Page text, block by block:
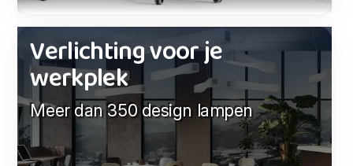
Verlichting voor je
werkplek
Meer dan 350 design lampen